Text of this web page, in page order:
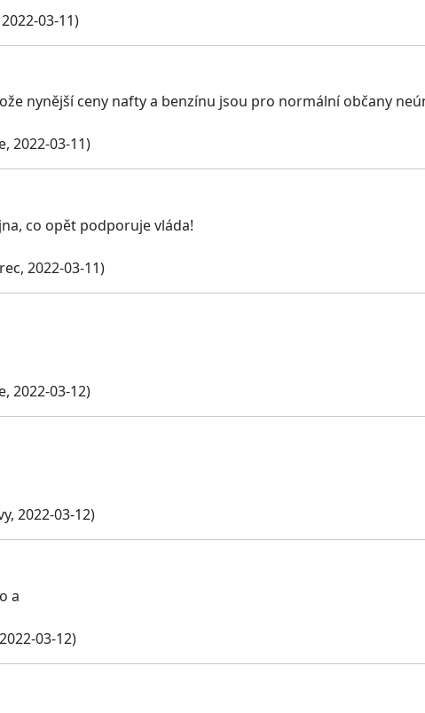
03-11)
nynější ceny nafty a benzínu jsou pro normální občany
2022-03-11)
co opět podporuje vláda!
2022-03-11)
2022-03-12)
2022-03-12)
a
03-12)